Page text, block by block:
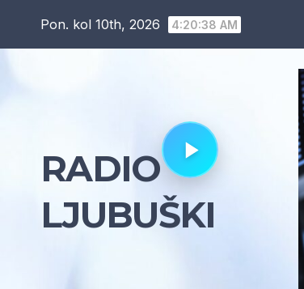
Pon. kol 10th, 2026 4:20:39 AM
RADIO
LJUBUŠKI